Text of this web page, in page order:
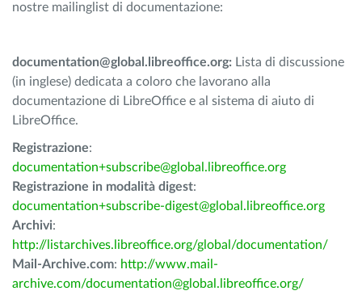
nostre mailinglist di documentazione:
documentation@global.libreoffice.org: Lista di discussione
(in inglese) dedicata a coloro che lavorano alla
documentazione di LibreOffice e al sistema di aiuto di
LibreOffice.
Registrazione:
documentation+subscribe@global.libreoffice.org
Registrazione in modalità digest:
documentation+subscribe-digest@global.libreoffice.org
Archivi:
http://listarchives.libreoffice.org/global/documentation/
Mail-Archive.com: http://www.mail-
archive.com/documentation@global.libreoffice.org/